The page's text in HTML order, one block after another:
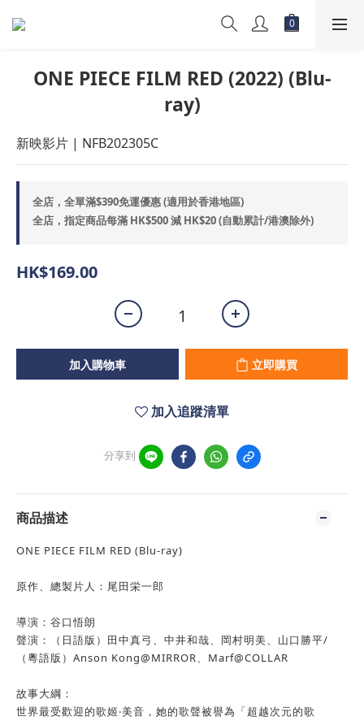
ONE PIECE FILM RED (2022) (Blu-
ray)
新映影片 | NFB202305C
全店，全單滿$390免運優惠 (適用於香港地區)
全店，指定商品每滿 HK$500 減 HK$20 (自動累計/港澳除外)
HK$169.00
加入購物車 立即購買
加入追蹤清單
分享到
商品描述
ONE PIECE FILM RED (Blu-ray)
原作、總製片人：尾田栄一郎
導演：谷口悟朗
聲演：（日語版）田中真弓、中井和哉、岡村明美、山口勝平/
（粵語版）Anson Kong@MIRROR、Marf@COLLAR
故事大綱：
世界最受歡迎的歌姬‧美音，她的歌聲被譽為「超越次元的歌